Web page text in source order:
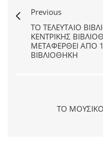
Previous
ΤΟ ΤΕΛΕΥΤΑΊΟ
ΚΕΝΤΡΙΚΉΣ
ΜΕΤΑΦΕΡΘΕΊ ΑΠΌ
ΒΙΒΛΙΟΘΉΚΗ
ΤΟ